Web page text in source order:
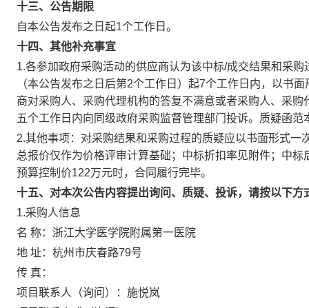
十三、公告期限
自本公告发布之日起1个工作日。
十四、其他补充事宜
1.各参加政府采购活动的供应商认为该中标/成交结果和采
（本公告发布之日后第2个工作日）起7个工作日内，以书
商对采购人、采购代理机构的答复不满意或者采购人、采
五个工作日内向同级政府采购监督管理部门投诉。质疑函
2.其他事项： 对采购结果和采购过程的质疑应以书面形式
总报价仅作为价格评审计算基础；中标折扣率见附件；中
预算控制价122万元时，合同履行完毕。
十五、对本次公告内容提出询问、质疑、投诉，请按以下方
1.采购人信息
名 称： 浙江大学医学院附属第一医院
地 址： 杭州市庆春路79号
传 真：
项目联系人（询问）： 施悦岚